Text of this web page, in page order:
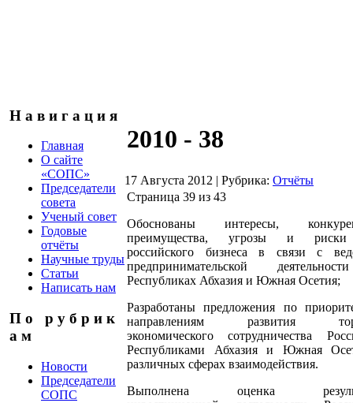
Н а в и г а ц и я
Главная
О сайте
«СОПС»
Председатели
совета
Ученый совет
Годовые
отчёты
Научные труды
Статьи
Написать нам
П о р у б р и к
а м
Новости
Председатели
СОПС
2010 - 38
17 Августа 2012 | Рубрика: Отчёты
Страница 39 из 43
Обоснованы интересы,
преимущества, угрозы и
российского бизнеса в связи с
предпринимательской
Республиках Абхазия и Южная Осетия;
Разработаны предложения по
направлениям развития
экономического сотрудничества
Республиками Абхазия и Южная
различных сферах взаимодействия.
Выполнена оценка